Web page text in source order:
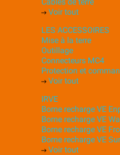
Voir tout
LES ACCESSOIRES
Mise à la terre
Outillage
Connecteurs MC4
Protection et
Voir tout
IRVE
Borne recharge VE
Borne recharge VE
Borne recharge VE
Borne recharge VE
Voir tout